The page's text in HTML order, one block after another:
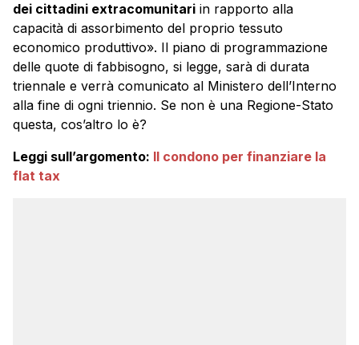
dei cittadini extracomunitari in rapporto alla
capacità di assorbimento del proprio tessuto
economico produttivo». Il piano di programmazione
delle quote di fabbisogno, si legge, sarà di durata
triennale e verrà comunicato al Ministero dell’Interno
alla fine di ogni triennio. Se non è una Regione-Stato
questa, cos’altro lo è?
Leggi sull’argomento: Il condono per finanziare la
flat tax